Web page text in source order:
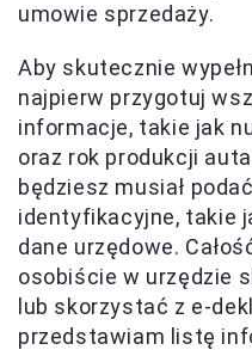
umowie sprzedaży.
Aby skutecznie
najpierw przygotuj
informacje, takie jak
oraz rok produkcji
będziesz musiał
identyfikacyjne, takie
dane urzędowe.
osobiście w urzędzie
lub skorzystać z e-
przedstawiam listę